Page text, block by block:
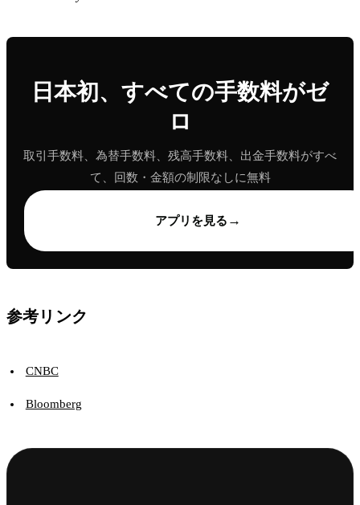
日本初、すべての手数料がゼ
ロ
取引手数料、為替手数料、残高手数料、出金手数料がすべ
て、回数・金額の制限なしに無料
アプリを見る →
参考リンク
CNBC
Bloomberg